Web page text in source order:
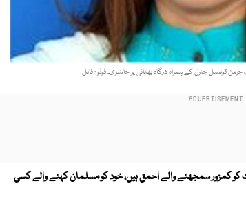
قونصل جنرل کے ہمراہ درگاہ بھٹائی پر حاضری۔ فوٹو : فائل
کو کمزور سمجھنے والے احمق ہیں، خود کو مسلمان کہنے والے کسی